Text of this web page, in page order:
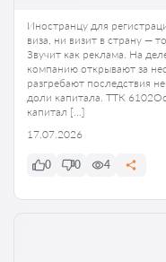
Иностранцу для
виза, ни визит в страну —
Звучит как реклама. На
компанию открывают за
разгребают последствия
доли капитала. ТТК
капитал […]
17.07.2026
0 0 4